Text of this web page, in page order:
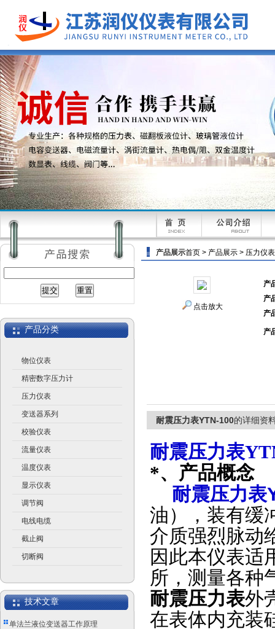
江苏润仪仪表有限公司
产品分类
物位仪表
精密数字压力计
压力仪表
变送器系列
校验仪表
流量仪表
温度仪表
显示仪表
调节阀
电线电缆
截止阀
切断阀
技术文章
单法兰液位变送器工作原理
产品展示首页 > 产品展示 > 压力仪表
点击放大
产
产
产
产
耐震压力表YTN-100的详细资
耐震压力表
*、 产品概念
耐震压力表
油），装有缓
介质强烈脉动
因此本仪表适
所，测量各种
耐震压力表外
在表体内充装